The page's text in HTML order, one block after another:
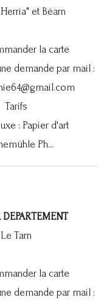
et Béarn
la carte
demande par mail :
Tarifs
: Papier d'art
Ph...
DEPARTEMENT
Le Tarn
la carte
demande par mail :